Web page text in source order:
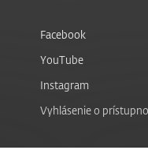
Facebook
YouTube
Instagram
Vyhlásenie o